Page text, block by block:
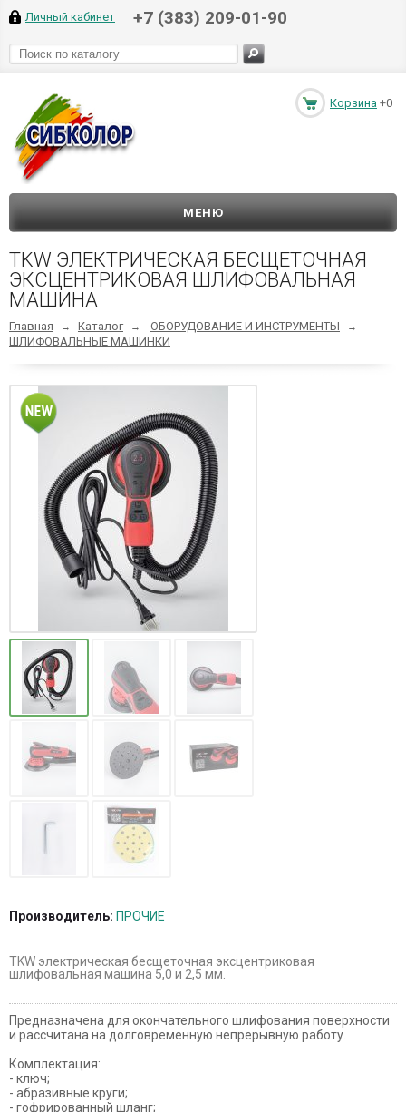
Личный кабинет +7 (383) 209-01-90
Корзина +0
МЕНЮ
TKW ЭЛЕКТРИЧЕСКАЯ БЕСЩЕТОЧНАЯ
ЭКСЦЕНТРИКОВАЯ ШЛИФОВАЛЬНАЯ
МАШИНА
Главная → Каталог → ОБОРУДОВАНИЕ И ИНСТРУМЕНТЫ →
ШЛИФОВАЛЬНЫЕ МАШИНКИ
Производитель: ПРОЧИЕ
TKW электрическая бесщеточная эксцентриковая
шлифовальная машина 5,0 и 2,5 мм.
Предназначена для окончательного шлифования поверхности
и рассчитана на долговременную непрерывную работу.
Комплектация:
- ключ;
- абразивные круги;
- гофрированный шланг;